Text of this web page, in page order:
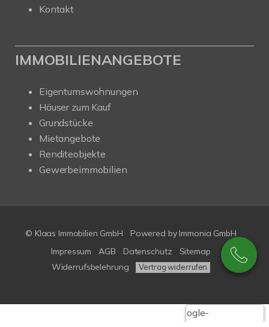
Kontakt
IMMOBILIENANGEBOTE
Eigentumswohnungen
Häuser zum Kauf
Grundstücke
Mietangebote
Renditeobjekte
Gewerbeimmobilien
© Klaas Immobilien GmbH Powered by Immonia GmbH
Impressum
AGB Datenschutz
Sitemap
Widerrufsbelehrung
Vertrag widerrufen
Google-